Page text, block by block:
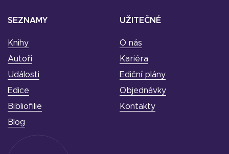
SEZNAMY
Knihy
Autoři
Události
Edice
Bibliofilie
Blog
UŽITEČNÉ
O nás
Kariéra
Ediční plány
Objednávky
Kontakty